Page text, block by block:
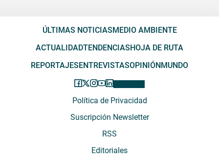
ÚLTIMAS NOTICIASMEDIO AMBIENTE
ACTUALIDADTENDENCIASHOJA DE RUTA
REPORTAJESENTREVISTASOPINIÓNMUNDO
Política de Privacidad
Suscripción Newsletter
RSS
Editoriales